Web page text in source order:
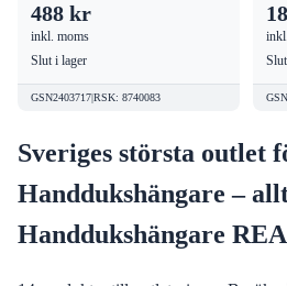
488 kr
inkl. moms
Slut i lager
GSN2403717|RSK: 8740083
Sveriges största outlet
Handdukshängare –
Handdukshängare REA